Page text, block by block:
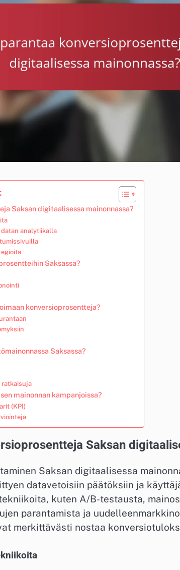
Saksan digitaalisessa mainonnassa?
analytiikalla
Saksassa?
konversioprosentteja?
Saksassa?
ratkaisuja
mainonnan kampanjoissa?
(KPI)
Saksan
Saksan digitaalisessa
datavetoisiin päätöksiin ja
kuten A/B-testausta,
parantamista ja
merkittävästi nostaa